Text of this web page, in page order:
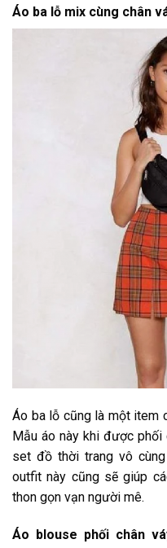
Áo ba lỗ mix cùng chân
Áo ba lỗ cũng là một item
Mẫu áo này khi được
set đồ thời trang vô
outfit này cũng sẽ giúp
thon gọn vạn người mê.
Áo blouse phối chân